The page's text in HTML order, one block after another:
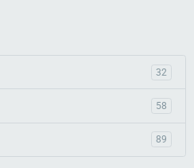
32
58
89